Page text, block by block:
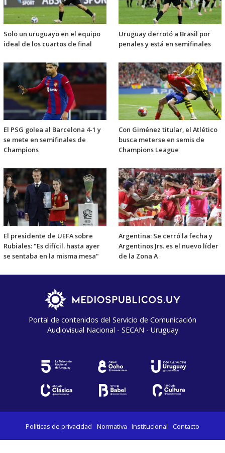
Solo un uruguayo en el equipo
ideal de los cuartos de final
Uruguay derrotó a Brasil por
penales y está en semifinales
El PSG golea al Barcelona 4-1 y
se mete en semifinales de
Champions
Con Giménez titular, el Atlético
busca meterse en semis de
Champions League
El presidente de UEFA sobre
Rubiales: "Es difícil. hasta ayer
se sentaba en la misma mesa"
Argentina: Se cerró la fecha y
Argentinos Jrs. es el nuevo líder
de la Zona A
Portal de contenidos del Servicio de Comunicación
Audiovisual Nacional - SECAN - Uruguay
Políticas de privacidad Normativa Institucional Contacto